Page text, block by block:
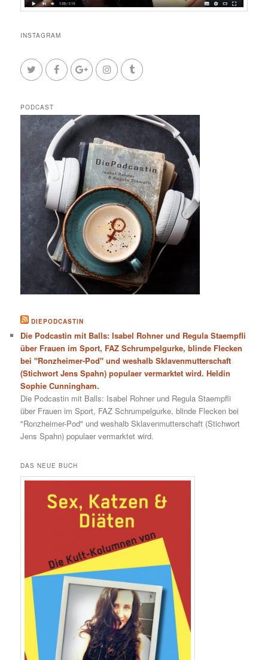
INSTAGRAM
PODCAST
DIEPODCASTIN
Die Podcastin mit Balls: Isabel Rohner und Regula Staempfli
über Frauen im Sport, FAZ Schrumpelgurke, blinde Flecken
bei "Ronzheimer-Pod" und weshalb Sklavenmutterschaft
(Stichwort Jens Spahn) populaer vermarktet wird. Heldin
Sophie Cunningham.
Die Podcastin mit Balls: Isabel Rohner und Regula Staempfli
über Frauen im Sport, FAZ Schrumpelgurke, blinde Flecken bei
"Ronzheimer-Pod" und weshalb Sklavenmutterschaft (Stichwort
Jens Spahn) populaer vermarktet wird.
DAS NEUE BUCH